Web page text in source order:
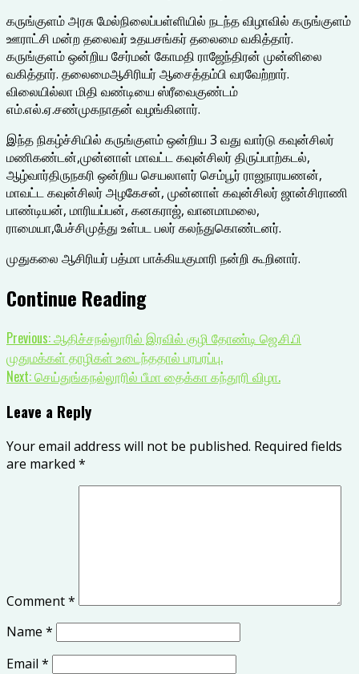
கருங்குளம் அரசு மேல்நிலைப்பள்ளியில் நடந்த விழாவில் கருங்குளம்
ஊராட்சி மன்ற தலைவர் உதயசங்கர் தலைமை வகித்தார்.
கருங்குளம் ஒன்றிய சேர்மன் கோமதி ராஜேந்திரன் முன்னிலை
வகித்தார். தலைமைஆசிரியர் ஆசைத்தம்பி வரவேற்றார்.
விலையில்லா மிதி வண்டியை ஸ்ரீவைகுண்டம்
எம்.எல்.ஏ.சண்முகநாதன் வழங்கினார்.
இந்த நிகழ்ச்சியில் கருங்குளம் ஒன்றிய 3 வது வார்டு கவுன்சிலர்
மணிகண்டன்,முன்னாள் மாவட்ட கவுன்சிலர் திருப்பாற்கடல்,
ஆழ்வார்திருநகரி ஒன்றிய செயலாளர் செம்பூர் ராஜநாரயணன்,
மாவட்ட கவுன்சிலர் அழகேசன், முன்னாள் கவுன்சிலர் ஜான்சிராணி
பாண்டியன், மாரியப்பன், கனகராஜ், வானமாமலை,
ராமையா,பேச்சிமுத்து உள்பட பலர் கலந்துகொண்டனர்.
முதுகலை ஆசிரியர் பத்மா பாக்கியகுமாரி நன்றி கூறினார்.
Continue Reading
Previous:ஆதிச்சநல்லூரில் இரவில் குழி தோண்டி ஜெ.சி.பி
முதுமக்கள் தாழிகள் உடைந்ததால் பரபரப்பு.
Next:செய்துங்கநல்லூரில் பீமா தைக்கா கந்தூரி விழா.
Leave a Reply
Your email address will not be published. Required fields
are marked *
Comment*
Name *
Email *